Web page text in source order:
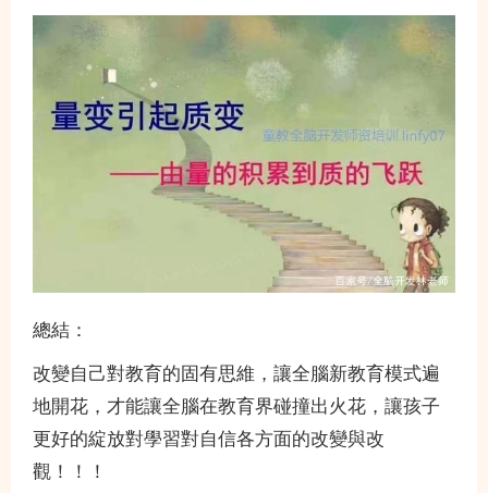
總結：
改變自己對教育的固有思維，讓全腦新教育模式遍
地開花，才能讓全腦在教育界碰撞出火花，讓孩子
更好的綻放對學習對自信各方面的改變與改
觀！！！